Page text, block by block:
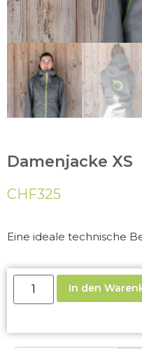
Damenjacke XS
CHF325
Eine ideale technische
In den